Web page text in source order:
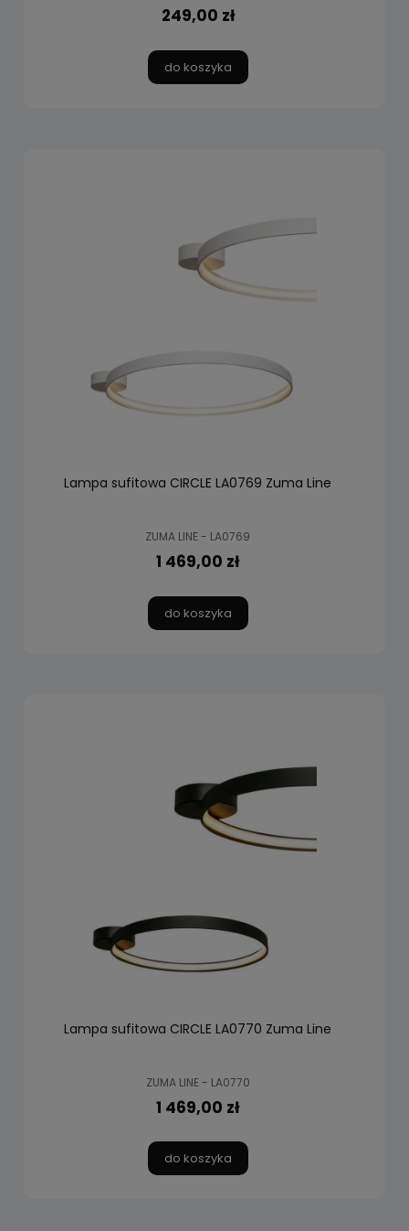
249,00 zł
do koszyka
Lampa sufitowa CIRCLE LA0769 Zuma Line
ZUMA LINE - LA0769
1 469,00 zł
do koszyka
Lampa sufitowa CIRCLE LA0770 Zuma Line
ZUMA LINE - LA0770
1 469,00 zł
do koszyka